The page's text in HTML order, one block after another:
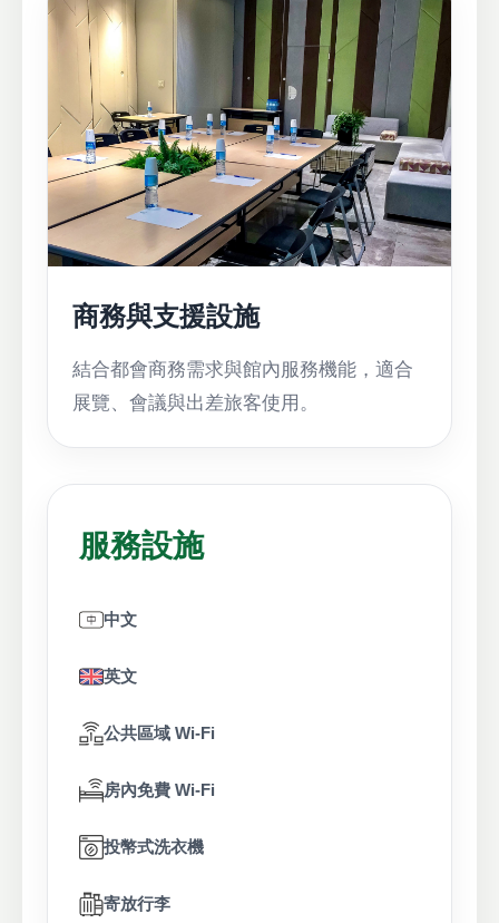
商務與支援設施
結合都會商務需求與館內服務機能，適合
展覽、會議與出差旅客使用。
服務設施
中文
英文
公共區域 Wi-Fi
房內免費 Wi-Fi
投幣式洗衣機
寄放行李